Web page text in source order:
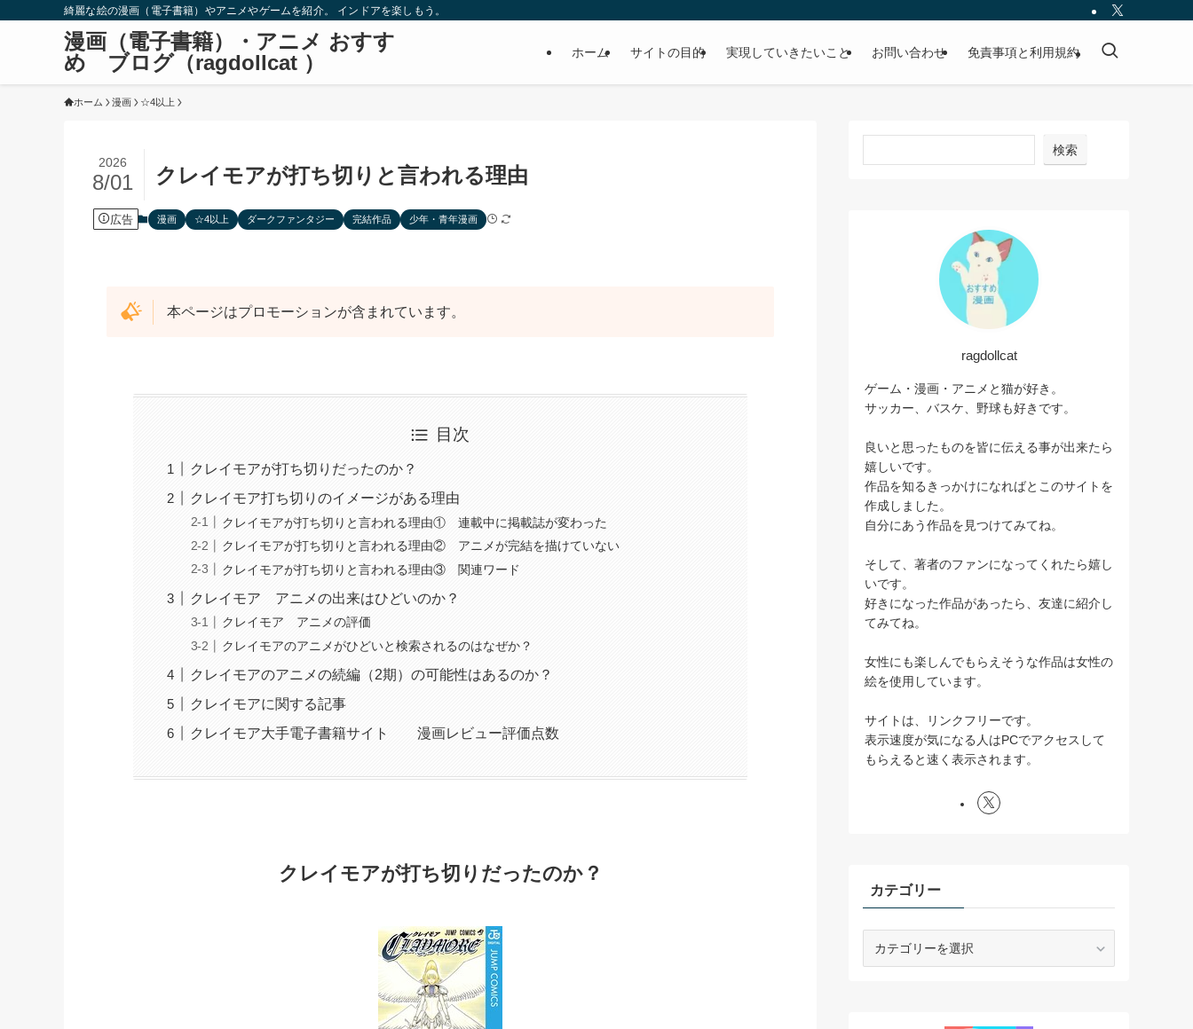
綺麗な絵の漫画（電子書籍）やアニメやゲームを紹介。 インドアを楽しもう。
漫画（電子書籍）・アニメ おすす
め ブログ（ragdollcat ）
ホーム サイトの目的 実現していきたいこと お問い合わせ 免責事項と利用規約
ホーム 漫画 ☆4以上
クレイモアが打ち切りと言われる理由
2026
8/01
広告 漫画 ☆4以上 ダークファンタジー 完結作品 少年・青年漫画
本ページはプロモーションが含まれています。
目次
クレイモアが打ち切りだったのか？
クレイモア打ち切りのイメージがある理由
クレイモアが打ち切りと言われる理由① 連載中に掲載誌が変わった
クレイモアが打ち切りと言われる理由② アニメが完結を描けていない
クレイモアが打ち切りと言われる理由③ 関連ワード
クレイモア アニメの出来はひどいのか？
クレイモア アニメの評価
クレイモアのアニメがひどいと検索されるのはなぜか？
クレイモアのアニメの続編（2期）の可能性はあるのか？
クレイモアに関する記事
クレイモア大手電子書籍サイト 漫画レビュー評価点数
クレイモアが打ち切りだったのか？
検索
ragdollcat
ゲーム・漫画・アニメと猫が好き。
サッカー、バスケ、野球も好きです。
良いと思ったものを皆に伝える事が出来たら
嬉しいです。
作品を知るきっかけになればとこのサイトを
作成しました。
自分にあう作品を見つけてみてね。
そして、著者のファンになってくれたら嬉し
いです。
好きになった作品があったら、友達に紹介し
てみてね。
女性にも楽しんでもらえそうな作品は女性の
絵を使用しています。
サイトは、リンクフリーです。
表示速度が気になる人はPCでアクセスして
もらえると速く表示されます。
カテゴリー